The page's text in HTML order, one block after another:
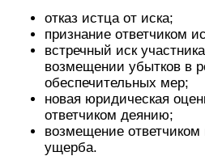
отказ истца от иска;
признание ответчиком
встречный иск
возмещении убытков в
обеспечительных мер;
новая юридическая
ответчиком деянию;
возмещение ответчиком
ущерба.